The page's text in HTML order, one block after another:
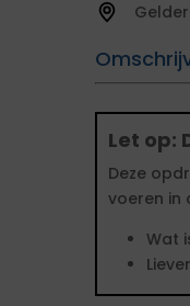
Let op:
Deze
voeren in
Wat